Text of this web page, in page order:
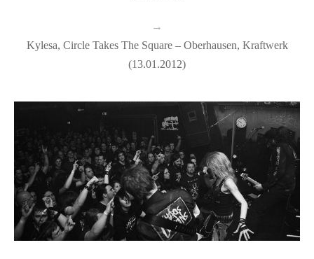
→
Kylesa, Circle Takes The Square – Oberhausen, Kraftwerk
(13.01.2012)